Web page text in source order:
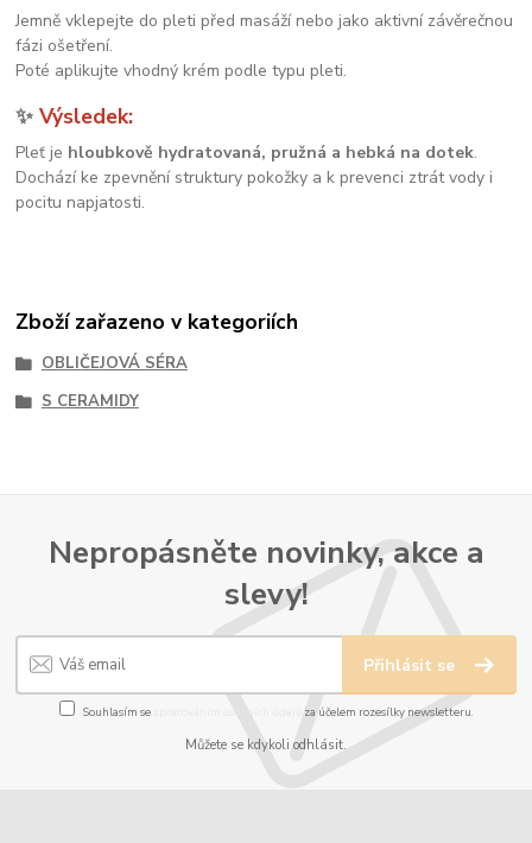
Jemně vklepejte do pleti před masáží nebo jako aktivní závěrečnou
fázi ošetření.
Poté aplikujte vhodný krém podle typu pleti.
✨Výsledek:
Pleť je hloubkově hydratovaná, pružná a hebká na dotek.
Dochází ke zpevnění struktury pokožky a k prevenci ztrát vody i
pocitu napjatosti.
Zboží zařazeno v kategoriích
OBLIČEJOVÁ SÉRA
S CERAMIDY
Nepropásněte novinky, akce a
slevy!
Přihlásit se
Souhlasím se za účelem rozesílky newsletteru.
Můžete se kdykoli odhlásit.